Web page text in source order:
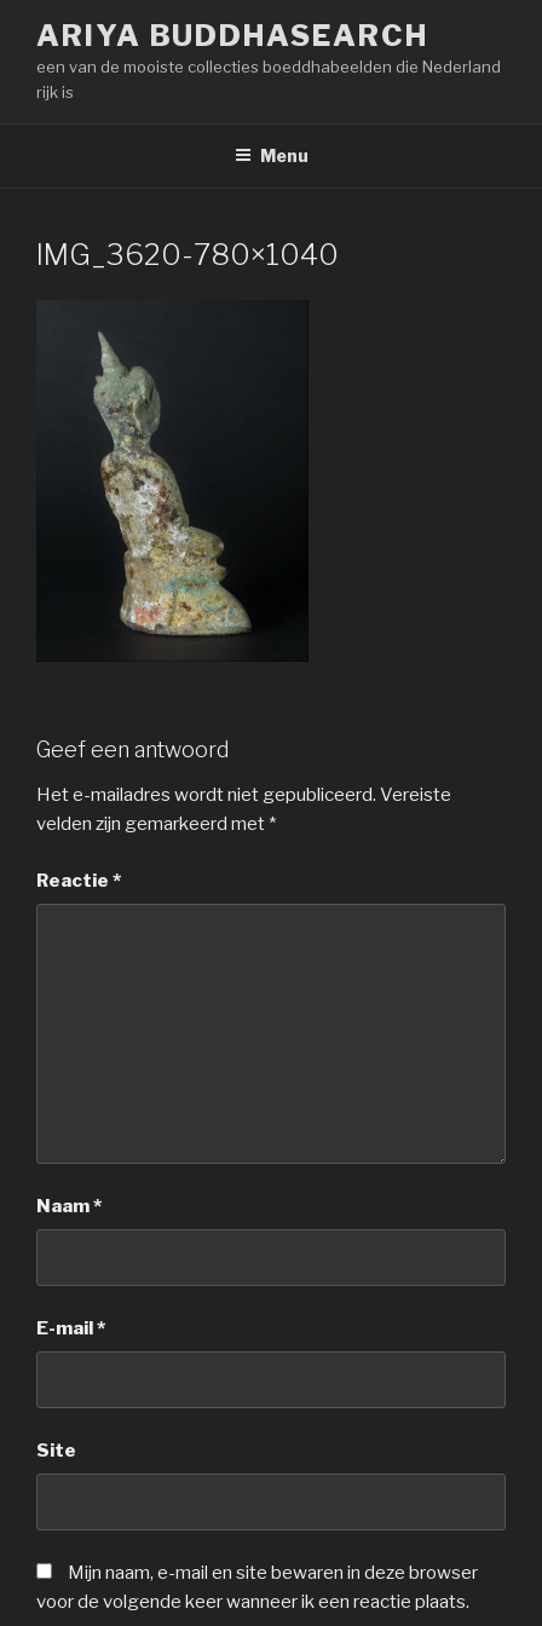
inhoud
springen
ARIYA BUDDHASEARCH
een van de mooiste collecties boeddhabeelden die Nederland
rijk is
Menu
IMG_3620-780×1040
Geef een antwoord
Het e-mailadres wordt niet gepubliceerd. Vereiste
velden zijn gemarkeerd met *
Reactie *
Naam*
E-mail*
Site
Mijn naam, e-mail en site bewaren in deze browser
voor de volgende keer wanneer ik een reactie plaats.